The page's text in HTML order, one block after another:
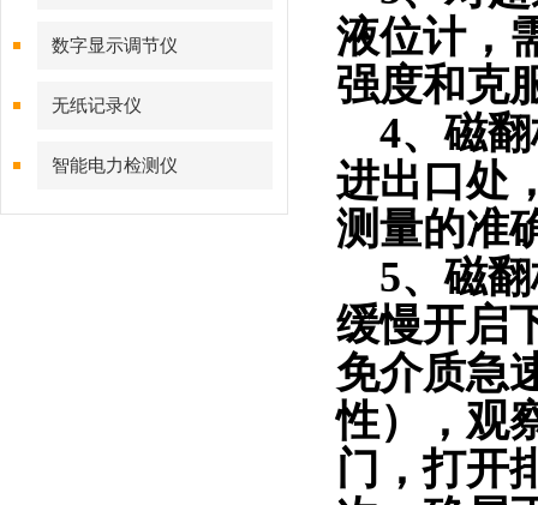
数字显示调节仪
无纸记录仪
智能电力检测仪
液位计，
强度和克
4、磁翻
进出口处
测量的准
5、磁翻
缓慢开启
免介质急
性），观
门，打开